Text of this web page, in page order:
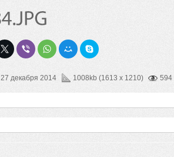
27 декабря 2014 1008kb (1613 x 1210) 594